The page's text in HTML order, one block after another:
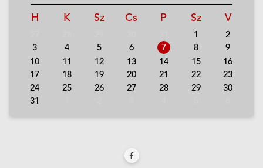
H K Sz Cs P Sz V
1
2
3
4 5 6 7 8
9
10
11 12 13 14 15
16
17
18 19 20 21 22
23
24
25 26 27 28 29
30
31